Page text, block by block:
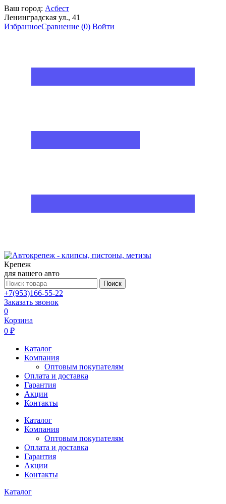
Ваш город: Асбест
Ленинградская ул., 41
ИзбранноеСравнение (0) Войти
Крепеж
для вашего авто
Поиск
+7(953)166-55-22
Заказать звонок
0
Корзина
0 ₽
Каталог
Компания
Оптовым покупателям
Оплата и доставка
Гарантия
Акции
Контакты
Каталог
Компания
Оптовым покупателям
Оплата и доставка
Гарантия
Акции
Контакты
Каталог